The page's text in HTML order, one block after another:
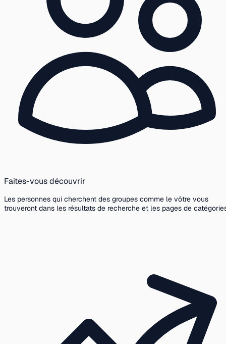
Faites-vous découvrir
Les personnes qui cherchent des groupes comme le vôtre vous
trouveront dans les résultats de recherche et les pages de